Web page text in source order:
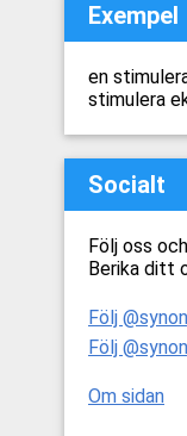
Exempel
en
stimulera
Socialt
Följ oss
Berika ditt
Följ
Följ
Om sidan